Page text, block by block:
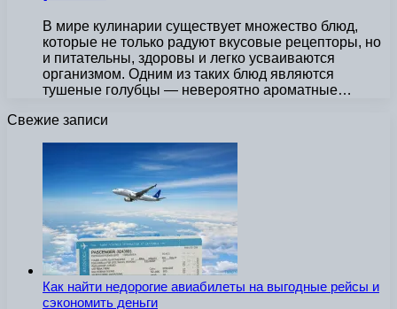
В мире кулинарии существует множество блюд,
которые не только радуют вкусовые рецепторы, но
и питательны, здоровы и легко усваиваются
организмом. Одним из таких блюд являются
тушеные голубцы — невероятно ароматные…
Свежие записи
Как найти недорогие авиабилеты на выгодные рейсы и
сэкономить деньги